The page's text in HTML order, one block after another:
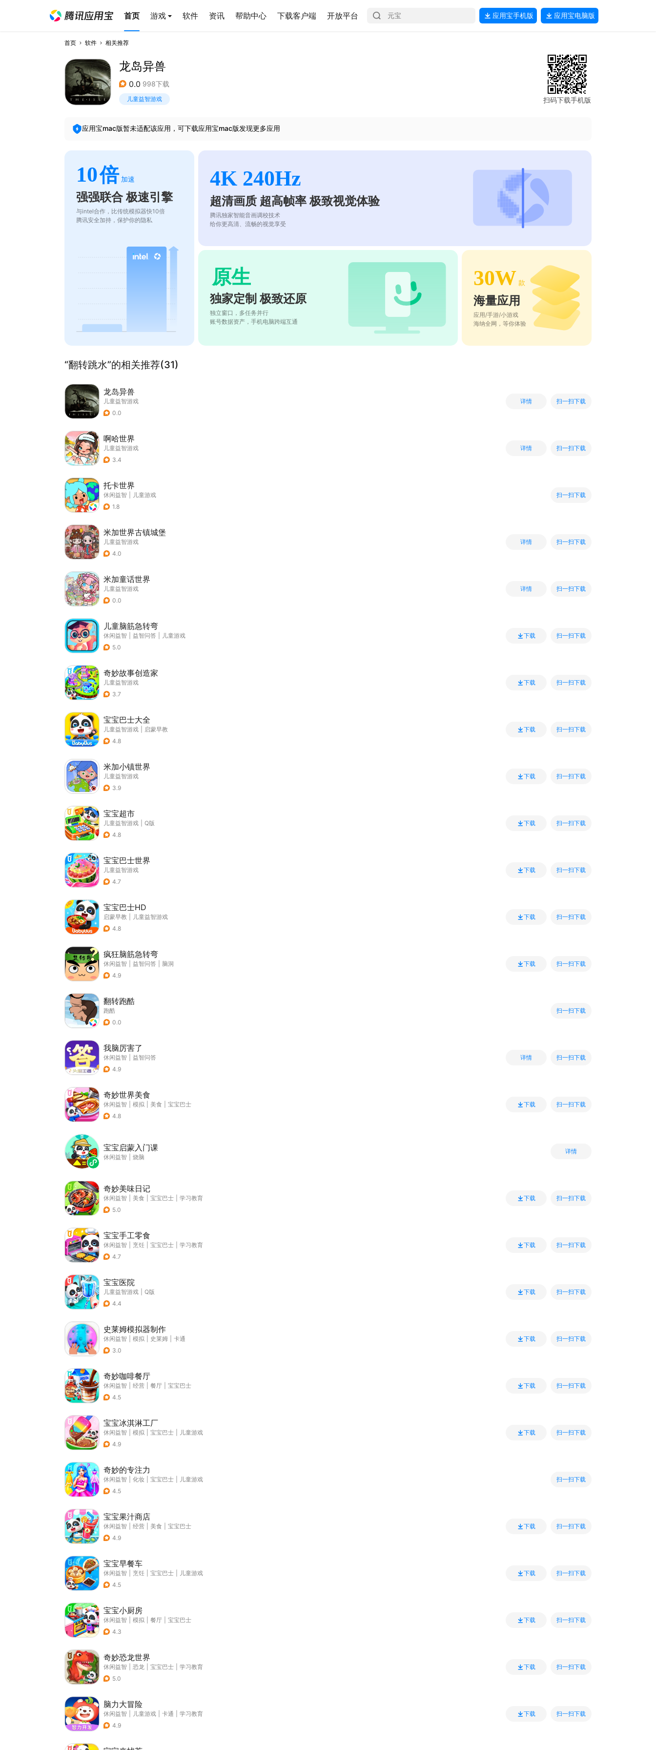
首页 游戏 软件 资讯 帮助中心 下载客户端 开放平台 应用宝手机版 应用宝电脑版
首页 软件 相关推荐
龙岛异兽
0.0 998下载
儿童益智游戏 扫码下载手机版
应用宝mac版暂未适配该应用，可下载应用宝mac版发现更多应用
10倍 加速
强强联合 极速引擎
与intel合作，比传统模拟器快10倍
腾讯安全加持，保护你的隐私
4K 240Hz
超清画质 超高帧率 极致视觉体验
腾讯独家智能音画调校技术
给你更高清、流畅的视觉享受
原生
独家定制 极致还原
独立窗口，多任务并行
账号数据资产，手机电脑跨端互通
30W 款
海量应用
应用/手游/小游戏
海纳全网，等你体验
“翻转跳水”的相关推荐(31)
龙岛异兽
儿童益智游戏
0.0
详情 扫一扫下载
啊哈世界
儿童益智游戏
3.4
详情 扫一扫下载
托卡世界
休闲益智
儿童游戏
1.8
扫一扫下载
米加世界古镇城堡
儿童益智游戏
4.0
详情 扫一扫下载
米加童话世界
儿童益智游戏
0.0
详情 扫一扫下载
儿童脑筋急转弯
休闲益智 益智问答
儿童游戏
5.0
下载 扫一扫下载
奇妙故事创造家
儿童益智游戏
3.7
下载 扫一扫下载
宝宝巴士大全
儿童益智游戏
启蒙早教
4.8
下载 扫一扫下载
米加小镇世界
儿童益智游戏
3.9
下载 扫一扫下载
宝宝超市
儿童益智游戏
Q版
4.8
下载 扫一扫下载
宝宝巴士世界
儿童益智游戏
4.7
下载 扫一扫下载
宝宝巴士HD
启蒙早教
儿童益智游戏
4.8
下载 扫一扫下载
疯狂脑筋急转弯
休闲益智 益智问答
脑洞
4.9
下载 扫一扫下载
翻转跑酷
跑酷
0.0
扫一扫下载
我脑厉害了
休闲益智
益智问答
4.9
详情 扫一扫下载
奇妙世界美食
休闲益智 模拟 美食
宝宝巴士
4.8
下载 扫一扫下载
宝宝启蒙入门课
休闲益智 烧脑
详情
奇妙美味日记
休闲益智 美食 宝宝巴士
学习教育
5.0
下载 扫一扫下载
宝宝手工零食
休闲益智 烹饪 宝宝巴士
学习教育
4.7
下载 扫一扫下载
宝宝医院
儿童益智游戏
Q版
4.4
下载 扫一扫下载
史莱姆模拟器制作
休闲益智 模拟 史莱姆
卡通
3.0
下载 扫一扫下载
奇妙咖啡餐厅
休闲益智 经营 餐厅
宝宝巴士
4.5
下载 扫一扫下载
宝宝冰淇淋工厂
休闲益智 模拟 宝宝巴士
儿童游戏
4.9
下载 扫一扫下载
奇妙的专注力
休闲益智 化妆 宝宝巴士
儿童游戏
4.5
扫一扫下载
宝宝果汁商店
休闲益智 经营 美食
宝宝巴士
4.9
下载 扫一扫下载
宝宝早餐车
休闲益智 烹饪 宝宝巴士
儿童游戏
4.5
下载 扫一扫下载
宝宝小厨房
休闲益智 模拟 餐厅
宝宝巴士
4.3
下载 扫一扫下载
奇妙恐龙世界
休闲益智 恐龙 宝宝巴士
学习教育
5.0
下载 扫一扫下载
脑力大冒险
休闲益智 儿童游戏 卡通
学习教育
4.9
下载 扫一扫下载